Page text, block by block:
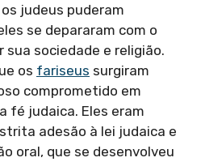
judeus puderam
se depararam com o
sociedade e religião.
os fariseus surgiram
comprometido em
fé judaica. Eles eram
adesão à lei judaica e
oral, que se desenvolveu